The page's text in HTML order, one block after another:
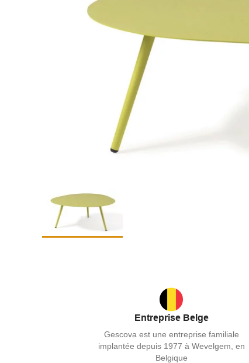
Entreprise Belge
Gescova est une entreprise familiale
implantée depuis 1977 à Wevelgem, en
Belgique